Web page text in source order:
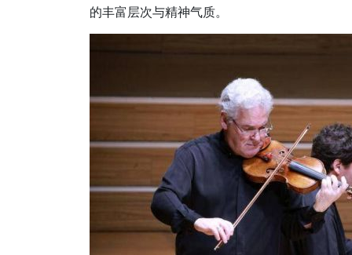
的丰富层次与精神气质。